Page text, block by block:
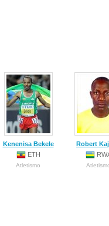
Kenenisa Bekele
ETH
Atletismo
Robert